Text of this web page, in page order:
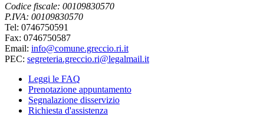
Codice fiscale: 00109830570
P.IVA: 00109830570
Tel: 0746750591
Fax: 0746750587
Email: info@comune.greccio.ri.it
PEC: segreteria.greccio.ri@legalmail.it
Leggi le FAQ
Prenotazione appuntamento
Segnalazione disservizio
Richiesta d'assistenza